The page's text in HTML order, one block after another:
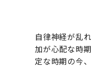
自律神経が乱
加が心配な時
定な時期の今